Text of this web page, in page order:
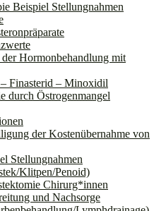
Beispiel Stellungnahmen
Hormonbehandlung mit
Finasterid – Minoxidil
durch Östrogenmangel
der Kostenübernahme von
Stellungnahmen
Klitpen/Penoid)
Chirurg*innen
und Nachsorge